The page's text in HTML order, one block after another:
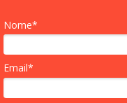
Nome*
Email*